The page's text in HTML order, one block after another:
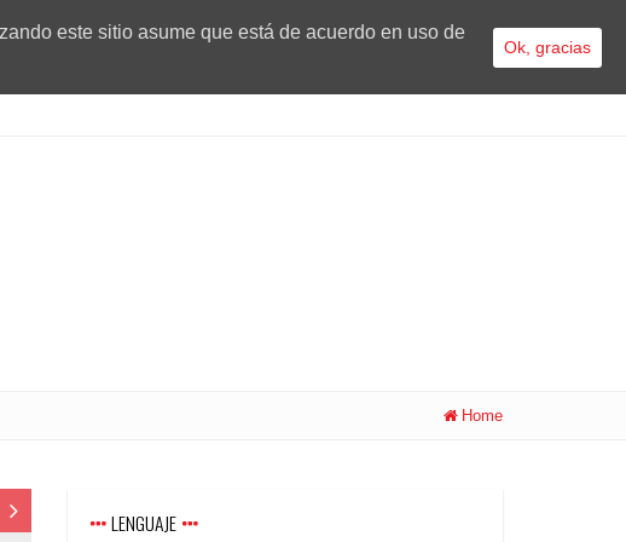
Home
LENGUAJE
este sitio asume que está de acuerdo en uso de
Ok, gracias